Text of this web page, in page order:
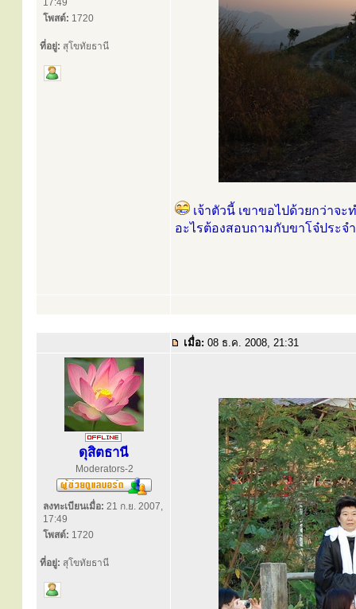
17:49
โพสต์: 1720
ที่อยู่: สุโขทัยธานี
เจ้าตัวนี้ เขาขอไปด้วยกว่าจ
อะไรต้องสอบถามกับขาโจ๋ประจ
เมื่อ: 08 ธ.ค. 2008, 21:31
ดุสิตธานี
Moderators-2
ลงทะเบียนเมื่อ: 21 ก.ย. 2007,
17:49
โพสต์: 1720
ที่อยู่: สุโขทัยธานี